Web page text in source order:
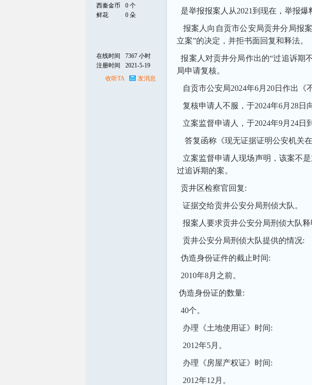
西秦金币
0 个
鲜花
0 朵
在线时间
7367 小时
注册时间
2021-5-19
收听TA
发消息
是举报报案人从2021到现在，举报爆
报案人向自贡市公安局贡井分局报
立案”的决定，并拒书面回复和释法。
报案人对贡井分局作出的“过追诉期
局申请复核。
自贡市公安局2024年6月20日作出《
复核申请人不服，于2024年6月28日
立案监督申请人，于2024年9月24日
答复函称《现无证据证明公安机关
立案监督申请人现场声明，该案不
过追诉期的案。
贡井区检察官回复:
证据交给贡井公安分局刑侦大队。
报案人要求贡井公安分局刑侦大队
贡井公安分局刑侦大队提供的情况:
伪造身份证件的截止时间:
2010年8月之前。
伪造身份证的数量:
40个。
办理《土地使用证》时间:
2012年5月。
办理《房屋产权证》时间:
2012年12月。